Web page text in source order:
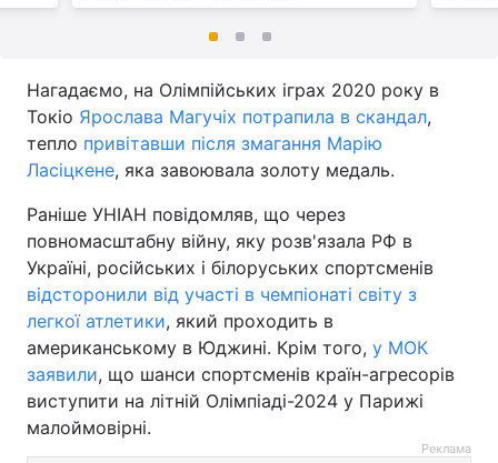
Нагадаємо, на Олімпійських іграх 2020 року в
Токіо Ярослава Магучіх потрапила в скандал,
тепло привітавши після змагання Марію
Ласіцкене, яка завоювала золоту медаль.
Раніше УНІАН повідомляв, що через
повномасштабну війну, яку розв'язала РФ в
Україні, російських і білоруських спортсменів
відсторонили від участі в чемпіонаті світу з
легкої атлетики, який проходить в
американському в Юджині. Крім того, у МОК
заявили, що шанси спортсменів країн-агресорів
виступити на літній Олімпіаді-2024 у Парижі
малоймовірні.
Реклама